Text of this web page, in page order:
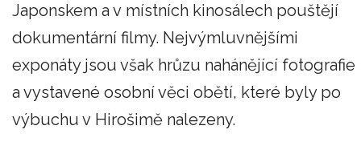
Japonskem a v místních kinosálech pouštějí
dokumentární filmy. Nejvýmluvnějšími
exponáty jsou však hrůzu nahánějící fotografie
a vystavené osobní věci obětí, které byly po
výbuchu v Hirošimě nalezeny.